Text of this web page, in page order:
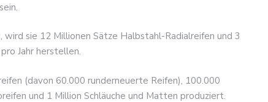
sie 12 Millionen Sätze Halbstahl-Radialreifen und 3
Jahr herstellen.
(davon 60.000 runderneuerte Reifen), 100.000
und 1 Million Schläuche und Matten produziert.